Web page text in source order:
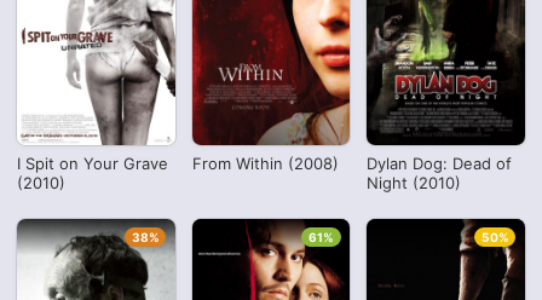
I Spit on Your Grave
(2010)
From Within (2008)
Dylan Dog: Dead of
Night (2010)
38% 61% 50%